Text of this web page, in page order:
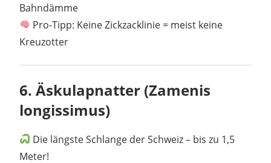
Bahndämme
Pro-Tipp: Keine Zickzacklinie = meist keine
Kreuzotter
6. Äskulapnatter (Zamenis
longissimus)
Die längste Schlange der Schweiz – bis zu 1,5
Meter!